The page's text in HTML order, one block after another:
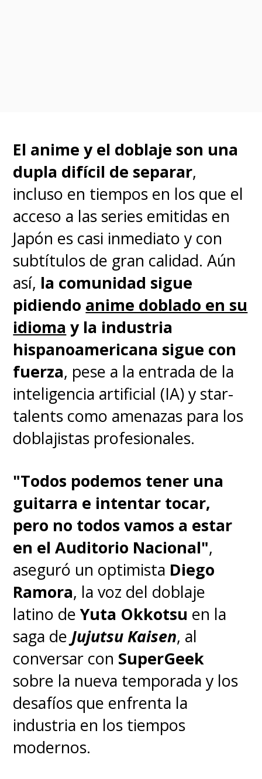
Loscapítulos se pueden leer
gratis en el sitio deComplex, de
la editorialHero.Aunque no
estén en español, se disfruta
el impresionante nivel de
detalle de la obra, con un
trazo potente y una acción
que no decepciona.
También existe una versión
en físico en español editada
por Ivréa en Latinoamérica
El anime y el doblaje son una
dupla difícil de separar,
incluso en tiempos en los que el
acceso a las series emitidas en
Japón es casi inmediato y con
subtítulos de gran calidad. Aún
así, la comunidad sigue
pidiendo anime doblado en su
idioma y la industria
hispanoamericana sigue con
fuerza, pese a la entrada de la
inteligencia artificial (IA) y star-
talents como amenazas para los
doblajistas profesionales.
"Todos podemos tener una
guitarra e intentar tocar,
pero no todos vamos a estar
en el Auditorio Nacional",
aseguró un optimista Diego
Ramora, la voz del doblaje
latino deYuta Okkotsu en la
saga de Jujutsu Kaisen, al
conversar con SuperGeek
sobre la nueva temporada y los
desafíos que enfrenta la
industria en los tiempos
modernos.